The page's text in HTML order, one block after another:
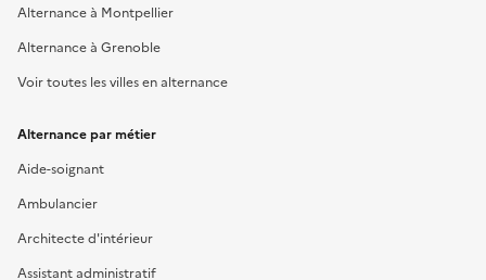
Alternance à Montpellier
Alternance à Grenoble
Voir toutes les villes en alternance
Alternance par métier
Aide-soignant
Ambulancier
Architecte d'intérieur
Assistant administratif